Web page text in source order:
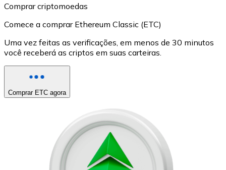
Comprar criptomoedas
Comece a comprar Ethereum Classic (ETC)
Uma vez feitas as verificações, em menos de 30 minutos
você receberá as criptos em suas carteiras.
Comprar ETC agora